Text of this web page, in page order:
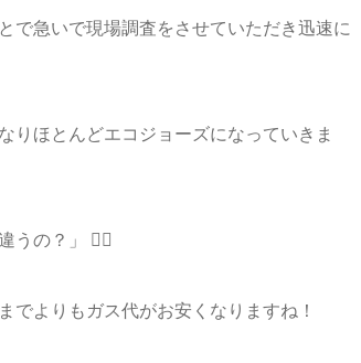
で急いで現場調査をさせていただき迅速に
りほとんどエコジョーズになっていきま
うの？」 🤷‍♀️
でよりもガス代がお安くなりますね！